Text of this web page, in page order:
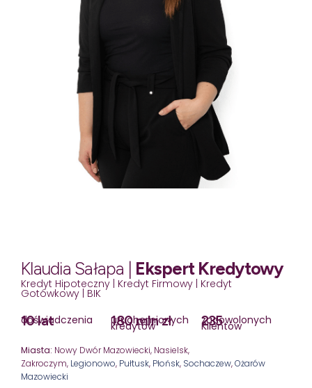
Klaudia Sałapa | Ekspert Kredytowy
Kredyt Hipoteczny | Kredyt Firmowy | Kredyt
Gotówkowy | BIK
10 lat
doświadczenia 180 mln zł
uruchomionych
kredytów 235
zadowolonych
Klientów
Miasta: Nowy Dwór Mazowiecki, Nasielsk,
Zakroczym, Legionowo, Pułtusk, Płońsk, Sochaczew,Ożarów
Mazowiecki